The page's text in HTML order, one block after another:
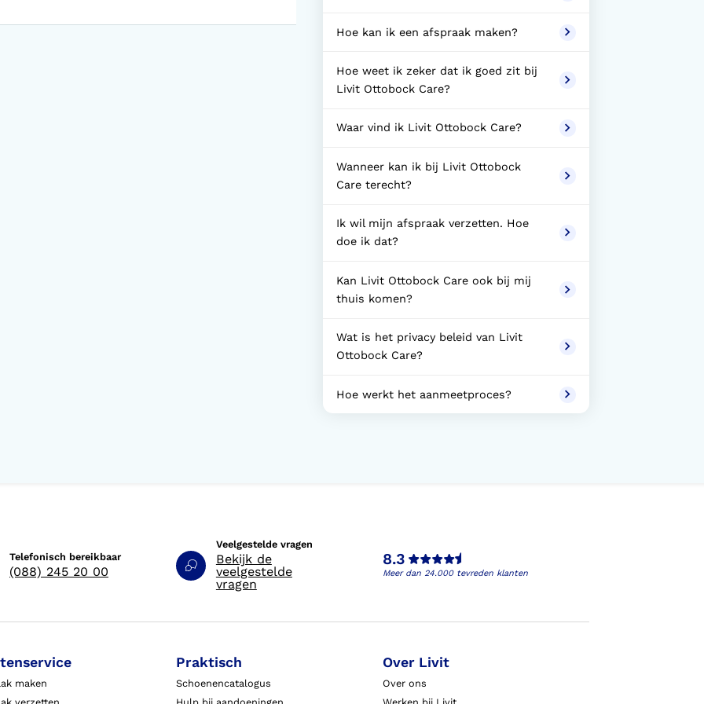
Hoe kan ik een afspraak maken?
Hoe weet ik zeker dat ik goed zit bij
Livit Ottobock Care?
Waar vind ik Livit Ottobock Care?
Wanneer kan ik bij Livit Ottobock
Care terecht?
Ik wil mijn afspraak verzetten. Hoe
doe ik dat?
Kan Livit Ottobock Care ook bij mij
thuis komen?
Wat is het privacy beleid van Livit
Ottobock Care?
Hoe werkt het aanmeetproces?
Telefonisch bereikbaar
(088) 245 20 00
Veelgestelde vragen
Bekijk de
veelgestelde
vragen
8.3
Meer dan 24.000 tevreden klanten
maken
Praktisch
Schoenencatalogus
Over Livit
Over ons